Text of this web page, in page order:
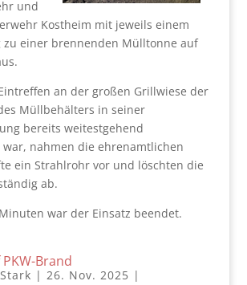
und
Kostheim mit jeweils einem
zu einer brennenden Mülltonne auf
an der großen Grillwiese der
Müllbehälters in seiner
bereits weitestgehend
nahmen die ehrenamtlichen
ein Strahlrohr vor und löschten die
ab.
war der Einsatz beendet.
Brand
| 26. Nov. 2025 |